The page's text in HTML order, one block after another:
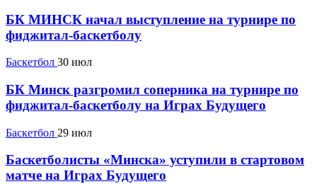
БК МИНСК начал выступление на турнире по
фиджитал-баскетболу
Баскетбол 30 июл
БК Минск разгромил соперника на турнире по
фиджитал-баскетболу на Играх Будущего
Баскетбол 29 июл
Баскетболисты «Минска» уступили в стартовом
матче на Играх Будущего